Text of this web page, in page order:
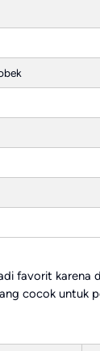
favorit karena
cocok untuk